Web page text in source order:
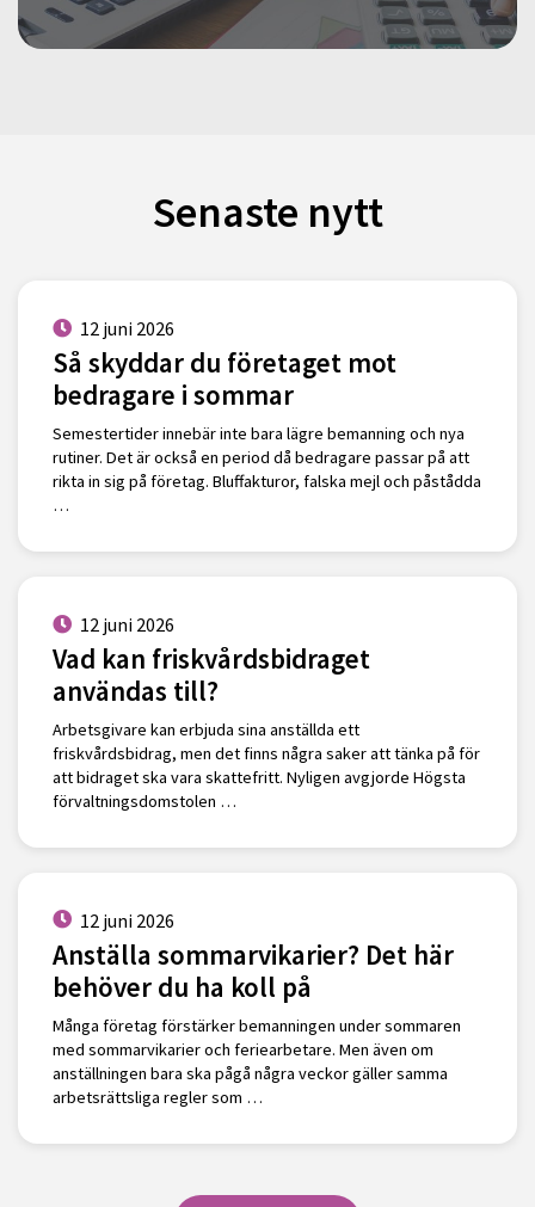
Senaste nytt
12 juni 2026
Så skyddar du företaget mot
bedragare i sommar
Semestertider innebär inte bara lägre bemanning och nya
rutiner. Det är också en period då bedragare passar på att
rikta in sig på företag. Bluffakturor, falska mejl och påstådda
…
12 juni 2026
Vad kan friskvårdsbidraget
användas till?
Arbetsgivare kan erbjuda sina anställda ett
friskvårdsbidrag, men det finns några saker att tänka på för
att bidraget ska vara skattefritt. Nyligen avgjorde Högsta
förvaltningsdomstolen …
12 juni 2026
Anställa sommarvikarier? Det här
behöver du ha koll på
Många företag förstärker bemanningen under sommaren
med sommarvikarier och feriearbetare. Men även om
anställningen bara ska pågå några veckor gäller samma
arbetsrättsliga regler som …